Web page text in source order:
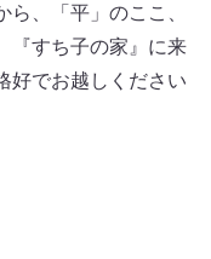
、「平」のここ、
すち子の家』に来
好でお越しください